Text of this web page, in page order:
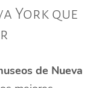
York que
de Nueva